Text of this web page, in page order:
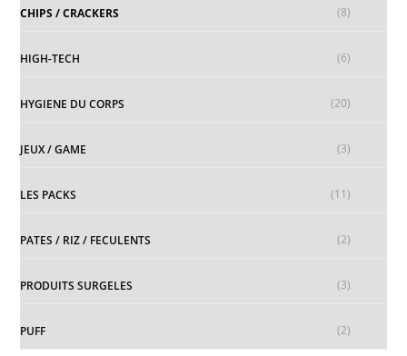
CHIPS / CRACKERS (8)
HIGH-TECH (6)
HYGIENE DU CORPS (20)
JEUX / GAME (3)
LES PACKS (11)
PATES / RIZ / FECULENTS (2)
PRODUITS SURGELES (3)
PUFF (2)